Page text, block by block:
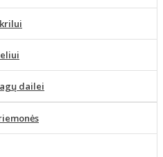
dailei